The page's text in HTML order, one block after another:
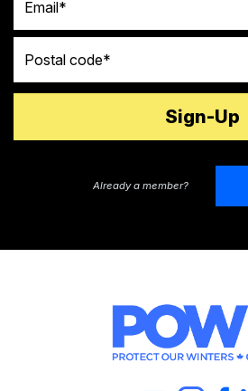
Already a member?